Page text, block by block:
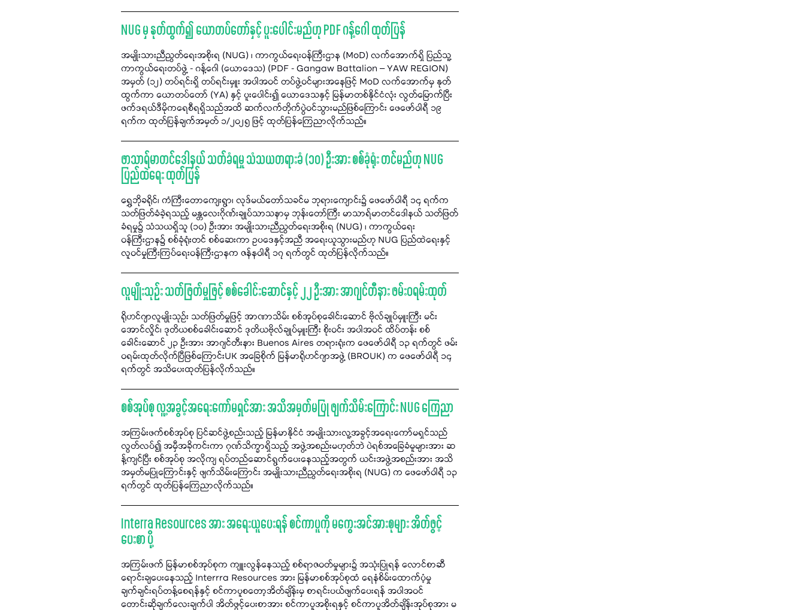
NUG မှ နုတ်ထွက်၍ ယောတပ်တော်နှင့် ပူးပေါင်းမည်ဟု PDF ဂန့်ဂေါ ထုတ်ပြန်
အမျိုးသားညီညွတ်ရေးအစိုးရ (NUG) ၊ ကာကွယ်ရေးဝန်ကြီးဌာန (MoD) လက်အောက်ရှိ ပြည်သူ့
ကာကွယ်ရေးတပ်ဖွဲ့ - ဂန့်ဂေါ (ယောဒေသ) (PDF - Gangaw Battalion – YAW REGION)
အမှတ် (၁၂) တပ်ရင်းရှိ တပ်ရင်းမှူး အပါအဝင် တပ်ဖွဲ့ဝင်များအနေဖြင့် MoD လက်အောက်မှ နုတ်
ထွက်ကာ ယောတပ်တော် (YA) နှင့် ပူးပေါင်း၍ ယောဒေသနှင့် မြန်မာတစ်နိုင်ငံလုံး လွတ်မြောက်ပြီး
ဖက်ဒရယ်ဒီမိုကရေစီရရှိသည်အထိ ဆက်လက်တိုက်ပွဲဝင်သွားမည်ဖြစ်ကြောင်း ဖေဖော်ဝါရီ ၁၉
ရက်က ထုတ်ပြန်ချက်အမှတ် ၁/၂၀၂၅ ဖြင့် ထုတ်ပြန်ကြေညာလိုက်သည်။
ဖာသာရ်မာတင်ဒေါနယ် သတ်ခံရမှု သံသယတရားခံ (၁၀) ဦးအား စစ်ခုံရုံး တင်မည်ဟု NUG
ပြည်ထဲရေး ထုတ်ပြန်
ရွှေဘိုခရိုင်၊ ကံကြီးတောကျေးရွာ၊ လုဒ်မယ်တော်သခင်မ ဘုရားကျောင်း၌ ဖေဖော်ဝါရီ ၁၄ ရက်က
သတ်ဖြတ်ခံခဲ့ရသည့် မန္တလေးဂိုဏ်းချုပ်သာသနာမှ ဘုန်းတော်ကြီး မာသာရ်မာတင်ဒေါနယ် သတ်ဖြတ်
ခံရမှု၌ သံသယရှိသူ (၁၀) ဦးအား အမျိုးသားညီညွတ်ရေးအစိုးရ (NUG) ၊ ကာကွယ်ရေး
ဝန်ကြီးဌာန၌ စစ်ခုံရုံးတင် စစ်ဆေးကာ ဥပဒေနှင့်အညီ အရေးယူသွားမည်ဟု NUG ပြည်ထဲရေးနှင့်
လူဝင်မှုကြီးကြပ်ရေးဝန်ကြီးဌာနက ဇန်နဝါရီ ၁၇ ရက်တွင် ထုတ်ပြန်လိုက်သည်။
လူမျိုးသုဉ်း သတ်ဖြတ်မှုဖြင့် စစ်ခေါင်းဆောင်နှင့် ၂၂ ဦးအား အာဂျင်တီနား ဖမ်းဝရမ်းထုတ်
ရိုဟင်ဂျာလူမျိုးသုဉ်း သတ်ဖြတ်မှုဖြင့် အာဏာသိမ်း စစ်အုပ်စုခေါင်းဆောင် ဗိုလ်ချုပ်မှူးကြီး မင်း
အောင်လှိုင်၊ ဒုတိယစစ်ခေါင်းဆောင် ဒုတိယဗိုလ်ချုပ်မှူးကြီး စိုးဝင်း အပါအဝင် ထိပ်တန်း စစ်
ခေါင်းဆောင် ၂၃ ဦးအား အာဂျင်တီးနား Buenos Aires တရားရုံးက ဖေဖော်ဝါရီ ၁၃ ရက်တွင် ဖမ်း
ဝရမ်းထုတ်လိုက်ပြီဖြစ်ကြောင်းUK အခြေစိုက် မြန်မာရိုဟင်ဂျာအဖွဲ့ (BROUK) က ဖေဖော်ဝါရီ ၁၄
ရက်တွင် အသိပေးထုတ်ပြန်လိုက်သည်။
စစ်အုပ်စု လူ့အခွင့်အရေးကော်မရှင်အား အသိအမှတ်မပြု ဖျက်သိမ်းကြောင်း NUG ကြေညာ
အကြမ်းဖက်စစ်အုပ်စု ပြင်ဆင်ဖွဲ့စည်းသည့် မြန်မာနိုင်ငံ အမျိုးသားလူ့အခွင့်အရေးကော်မရှင်သည်
လွတ်လပ်၍ အမှီအခိုကင်းကာ ဂုဏ်သိက္ခာရှိသည့် အဖွဲ့အစည်းမဟုတ်ဘဲ ပဲရစ်အခြေခံမူများအား ဆ
န့်ကျင်ပြီး စစ်အုပ်စု အလိုကျ ရပ်တည်ဆောင်ရွက်ပေးနေသည့်အတွက် ယင်းအဖွဲ့အစည်းအား အသိ
အမှတ်မပြုကြောင်းနှင့် ဖျက်သိမ်းကြောင်း အမျိုးသားညီညွတ်ရေးအစိုးရ (NUG) က ဖေဖော်ဝါရီ ၁၃
ရက်တွင် ထုတ်ပြန်ကြေညာလိုက်သည်။
Interra Resources အား အရေးယူပေးရန် စင်ကာပူကို မကွေးအင်အားစုများ အိတ်ဖွင့်
ပေးစာ ပို့
အကြမ်းဖက် မြန်မာစစ်အုပ်စုက ကျူးလွန်နေသည့် စစ်ရာဇဝတ်မှုများ၌ အသုံးပြုရန် လောင်စာဆီ
ရောင်းချပေးနေသည့် Interrra Resources အား မြန်မာစစ်အုပ်စုထံ ရေနံစိမ်းထောက်ပံ့မှု
ချက်ချင်းရပ်တန့်စေရန်နှင့် စင်ကာပူစတော့အိတ်ချိန်းမှ စာရင်းပယ်ဖျက်ပေးရန် အပါအဝင်
တောင်းဆိုချက်လေးချက်ပါ အိတ်ဖွင့်ပေးစာအား စင်ကာပူအစိုးရနှင့် စင်ကာပူအိတ်ချိန်းအုပ်စုအား မ